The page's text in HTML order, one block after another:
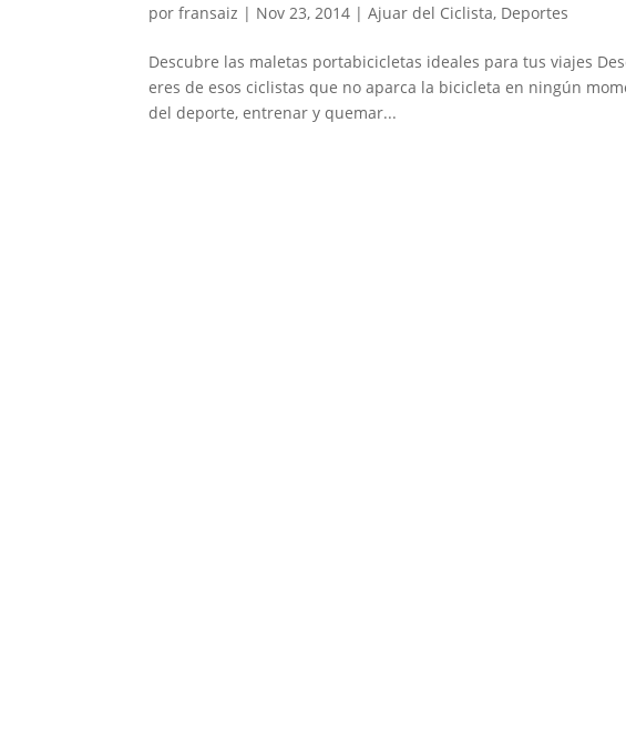
porfransaiz | Nov 23, 2014 |Ajuar del Ciclista, Deportes
Descubre las maletas portabicicletas ideales para tus viajes
eres de esos ciclistas que no aparca la bicicleta en ningún
del deporte, entrenar y quemar...